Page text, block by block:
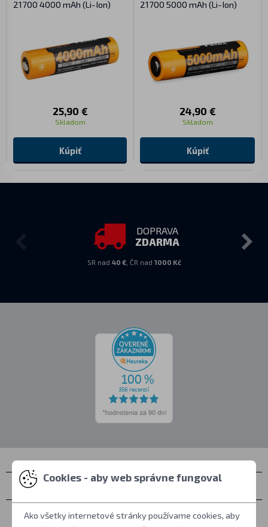
21700 4000 mAh (Li-Ion)
25,90 €
Skladom
Kúpiť
21700 5000 mAh (Li-Ion)
24,90 €
Skladom
Kúpiť
DOPRAVA
ZDARMA
SR nad 40 €, ČR nad 1000 Kč
Kontakty
Zastihnete nás
Cookies - aby web správne fungoval
Ako všetky internetové stránky používame cookies, aby